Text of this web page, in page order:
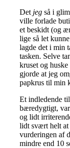
Det jeg så i
ville forlade
et beskidt (og
lige så let
lagde det i min
tasken. Selve
kruset og
gjorde at jeg
papkrus til min
Et indledende
bæredygtigt,
og lidt
lidt svært helt at
vurderingen af
mindre end 10